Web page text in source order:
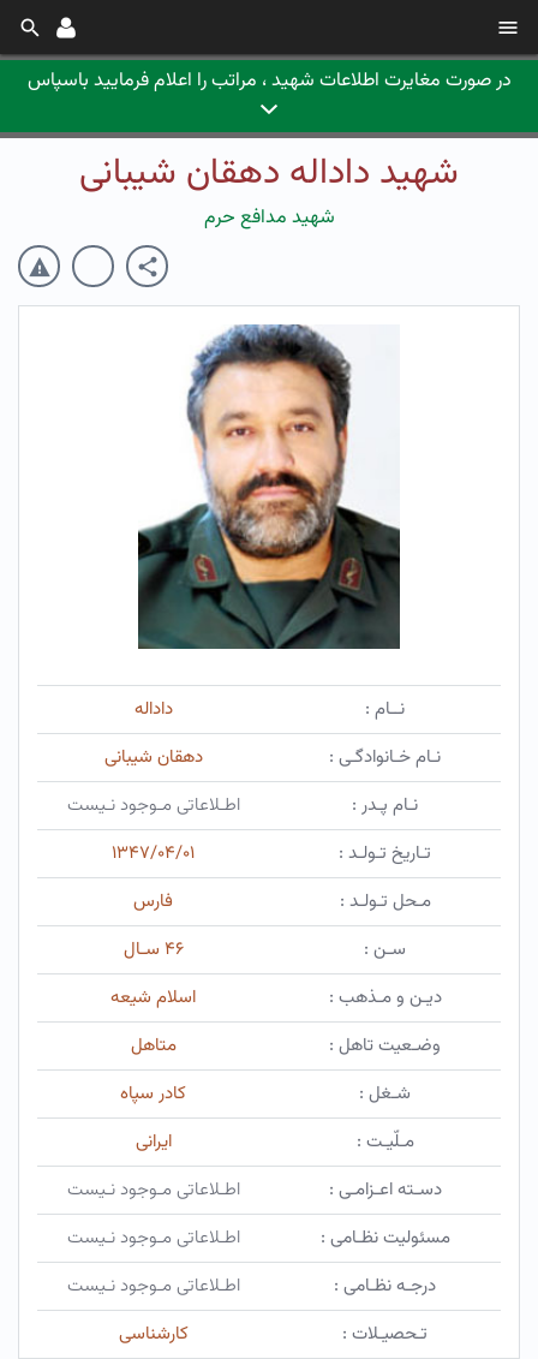
در صورت مغایرت اطلاعات شهید ، مراتب را اعلام فرمایید باسپاس
شهید داداله دهقان شیبانی
شهید مدافع حرم
نــام :
داداله
نـام خـانوادگـی :
دهقان شیبانی
نـام پـدر :
اطـلاعاتی مـوجود نـیست
تـاریخ تـولـد :
۱۳۴۷/۰۴/۰۱
مـحل تـولـد :
فارس
سـن :
۴۶ سـال
دیـن و مـذهب :
اسلام شیعه
وضـعیت تاهل :
متاهل
شـغل :
کادر سپاه
مـلّیـت :
ایرانی
دسـته اعـزامـی :
اطـلاعاتی مـوجود نـیست
مسئولیت نظـامی :
اطـلاعاتی مـوجود نـیست
درجـه نظـامی :
اطـلاعاتی مـوجود نـیست
تـحصیـلات :
کارشناسی